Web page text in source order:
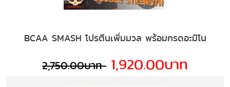
BCAA SMASH โปรตีนเพิ่มมวล พร้อมกรดอะมิโน
2,750.00บาท 1,920.00บาท